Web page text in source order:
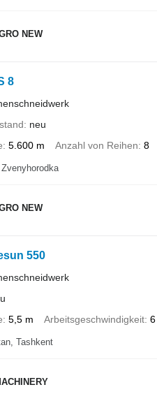
NEW
8
neu
5.600 m Anzahl von Reihen 8
NEW
550
5,5 m Arbeitsgeschwindigkeit
Tashkent